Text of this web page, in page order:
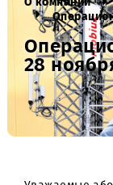
О компании
28